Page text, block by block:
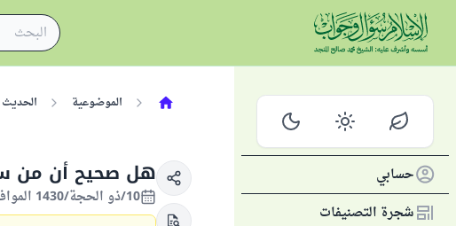
حسابي
شجرة التصنيفات
الموضوعية
هل صحيح أن من
10/ذو الحجة/1430 الموافق 27/نوفمبر/2009